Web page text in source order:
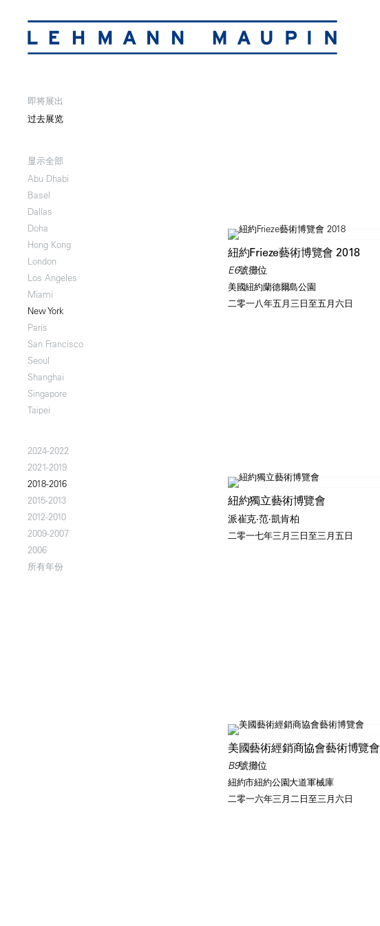
即将展出
过去展览
显示全部
Abu Dhabi
Basel
Dallas
Doha
Hong Kong
London
Los Angeles
Miami
New York
Paris
San Francisco
Seoul
Shanghai
Singapore
Taipei
2024-2022
2021-2019
2018-2016
2015-2013
2012-2010
2009-2007
2006
所有年份
紐約Frieze藝術博覽會 2018
E6號攤位
美國紐約蘭德爾島公園
二零一八年五月三日至五月六日
紐約獨立藝術博覽會
派崔克‧范‧凱肯柏
二零一七年三月三日至三月五日
美國藝術經銷商協會藝術博覽會
B9號攤位
紐約市紐約公園大道軍械庫
二零一六年三月二日至三月六日